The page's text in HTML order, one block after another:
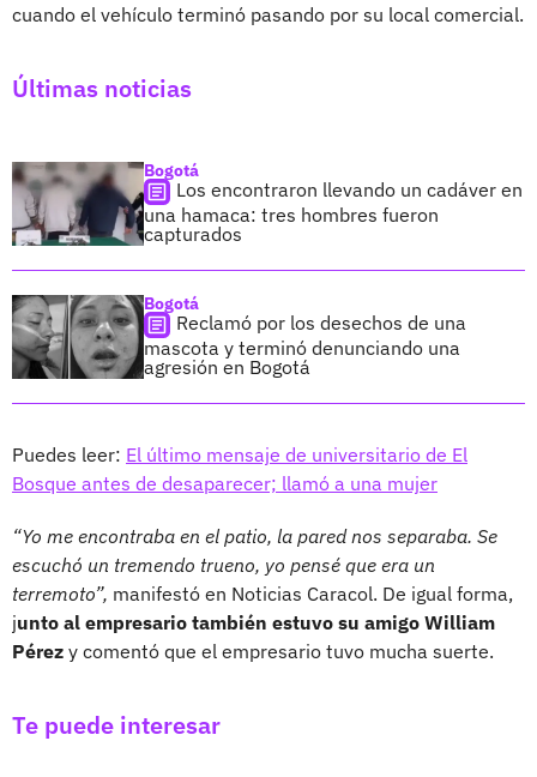
cuando el vehículo terminó pasando por su local comercial.
Últimas noticias
Bogotá
Los encontraron llevando un cadáver en
una hamaca: tres hombres fueron
capturados
Bogotá
Reclamó por los desechos de una
mascota y terminó denunciando una
agresión en Bogotá
Puedes leer: El último mensaje de universitario de El
Bosque antes de desaparecer; llamó a una mujer
“Yo me encontraba en el patio, la pared nos separaba. Se
escuchó un tremendo trueno, yo pensé que era un
terremoto”, manifestó en Noticias Caracol. De igual forma,
junto al empresario también estuvo su amigo William
Pérez y comentó que el empresario tuvo mucha suerte.
Te puede interesar